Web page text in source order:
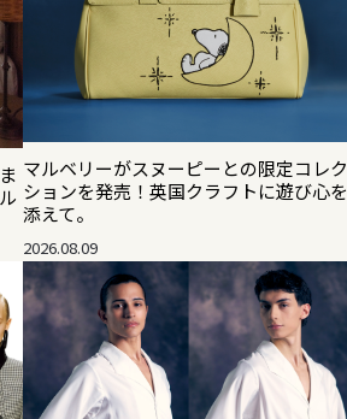
マルベリーがスヌーピーとの限定コレク
ションを発売！英国クラフトに遊び心を
添えて。
2026.08.09